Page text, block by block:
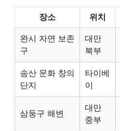
장소 위치
완시 자연 보존
구
대만
북부
송산 문화 창의
단지
타이베
이
삼둥구 해변
대만
중부